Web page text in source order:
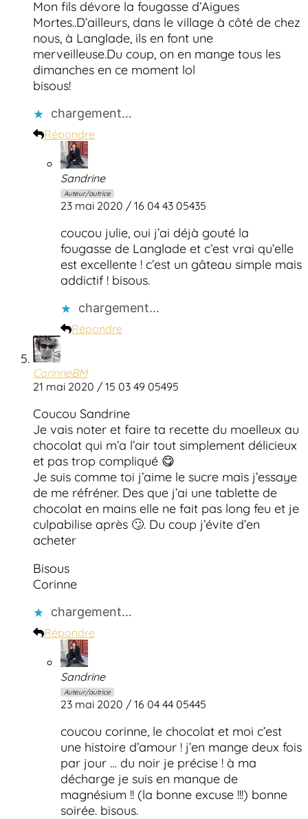
Mon fils dévore la fougasse d’Aigues
Mortes..D’ailleurs, dans le village à côté de chez
nous, à Langlade, ils en font une
merveilleuse.Du coup, on en mange tous les
dimanches en ce moment lol
bisous!
chargement…
Répondre
Sandrine
Auteur/autrice
23 mai 2020 / 16 04 43 05435
coucou julie, oui j’ai déjà gouté la
fougasse de Langlade et c’est vrai qu’elle
est excellente ! c’est un gâteau simple mais
addictif ! bisous.
chargement…
Répondre
CorinneBM
21 mai 2020 / 15 03 49 05495
Coucou Sandrine
Je vais noter et faire ta recette du moelleux au
chocolat qui m’a l’air tout simplement délicieux
et pas trop compliqué 😋
Je suis comme toi j’aime le sucre mais j’essaye
de me réfréner. Des que j’ai une tablette de
chocolat en mains elle ne fait pas long feu et je
culpabilise après 🙄. Du coup j’évite d’en
acheter
Bisous
Corinne
chargement…
Répondre
Sandrine
Auteur/autrice
23 mai 2020 / 16 04 44 05445
coucou corinne, le chocolat et moi c’est
une histoire d’amour ! j’en mange deux fois
par jour … du noir je précise ! à ma
décharge je suis en manque de
magnésium !! (la bonne excuse !!!) bonne
soirée. bisous.